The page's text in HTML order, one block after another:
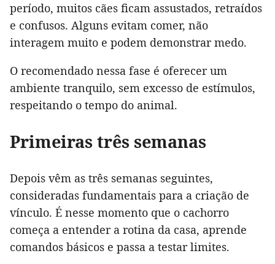
período, muitos cães ficam assustados, retraídos
e confusos. Alguns evitam comer, não
interagem muito e podem demonstrar medo.
O recomendado nessa fase é oferecer um
ambiente tranquilo, sem excesso de estímulos,
respeitando o tempo do animal.
Primeiras três semanas
Depois vêm as três semanas seguintes,
consideradas fundamentais para a criação de
vínculo. É nesse momento que o cachorro
começa a entender a rotina da casa, aprende
comandos básicos e passa a testar limites.